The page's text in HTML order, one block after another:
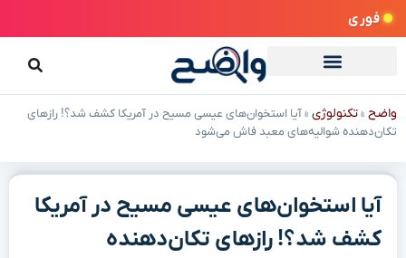
فوری
واضح »تکنولوژی »آیا استخوان‌های عیسی مسیح در آمریکا کشف شد؟! رازهای
تکان‌دهنده شوالیه‌های معبد فاش می‌شود
آیا استخوان‌های عیسی مسیح در آمریکا
کشف شد؟! رازهای تکان‌دهنده